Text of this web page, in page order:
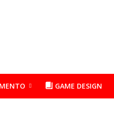
GAME DESIGN